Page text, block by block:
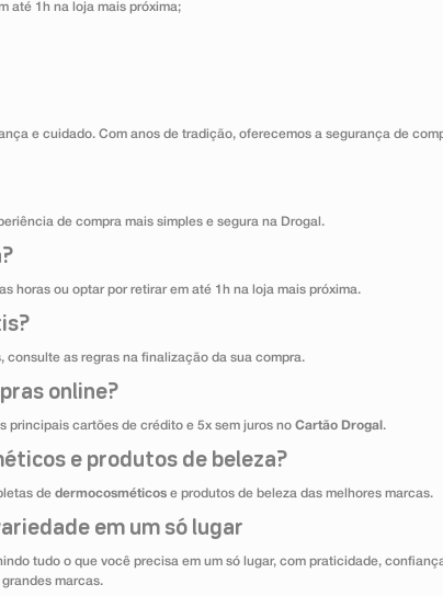
até 1h na loja mais próxima;
e cuidado. Com anos de tradição, oferecemos a segurança de
de compra mais simples e segura na Drogal.
horas ou optar por retirar em até 1h na loja mais próxima.
as regras na finalização da sua compra.
online?
principais cartões de crédito e 5x sem juros no Cartão Drogal .
e produtos de beleza?
de dermocosméticos e produtos de beleza das melhores marcas.
em um só lugar
tudo o que você precisa em um só lugar, com praticidade,
marcas.